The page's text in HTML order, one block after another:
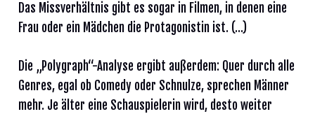
Das Missverhältnis gibt es sogar in Filmen, in denen eine
Frau oder ein Mädchen die Protagonistin ist. (…)
Die „Polygraph“-Analyse ergibt außerdem: Quer durch alle
Genres, egal ob Comedy oder Schnulze, sprechen Männer
mehr. Je älter eine Schauspielerin wird, desto weiter